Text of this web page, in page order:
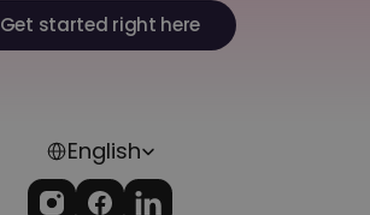
English
Get started right here